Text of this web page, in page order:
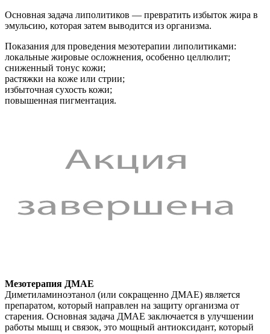
Основная задача липолитиков — превратить избыток жира в
эмульсию, которая затем выводится из организма.
Показания для проведения мезотерапии липолитиками:
локальные жировые осложнения, особенно целлюлит;
сниженный тонус кожи;
растяжки на коже или стрии;
избыточная сухость кожи;
повышенная пигментация.
Мезотерапия ДМАЕ
Диметиламиноэтанол (или сокращенно ДМАЕ) является
препаратом, который направлен на защиту организма от
старения. Основная задача ДМАЕ заключается в улучшении
работы мышц и связок, это мощный антиоксидант, который